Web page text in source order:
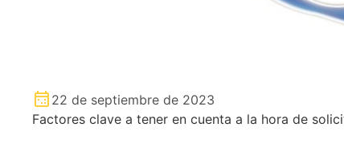
22 de septiembre de 2023
Factores clave a tener en cuenta a la hora de